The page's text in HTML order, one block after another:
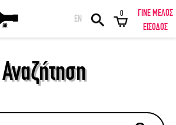
EN
0
ΓΙΝΕ ΜΕΛΟΣ
ΕΙΣΟΔΟΣ
Αναζήτηση